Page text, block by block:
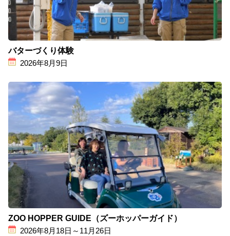
バターづくり体験
2026年8月9日
ZOO HOPPER GUIDE（ズーホッパーガイド）
2026年8月18日～11月26日